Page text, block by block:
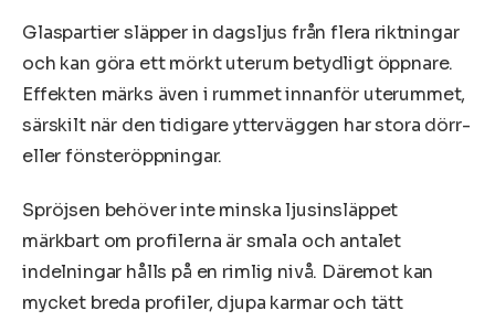
Glaspartier släpper in dagsljus från flera riktningar
och kan göra ett mörkt uterum betydligt öppnare.
Effekten märks även i rummet innanför uterummet,
särskilt när den tidigare ytterväggen har stora dörr-
eller fönsteröppningar.
Spröjsen behöver inte minska ljusinsläppet
märkbart om profilerna är smala och antalet
indelningar hålls på en rimlig nivå. Däremot kan
mycket breda profiler, djupa karmar och tätt